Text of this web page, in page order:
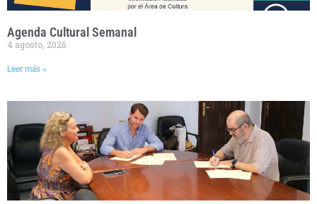
Agenda Cultural Semanal
4 agosto, 2026
Leer más »